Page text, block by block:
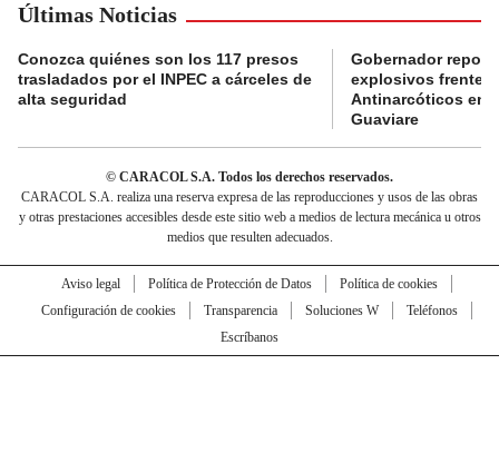
Últimas Noticias
Conozca quiénes son los 117 presos
trasladados por el INPEC a cárceles de
alta seguridad
Gobernador
explosivos frente a
Antinarcóticos en
Guaviare
© CARACOL S.A. Todos los derechos reservados.
CARACOL S.A. realiza una reserva expresa de las reproducciones y usos de las obras
y otras prestaciones accesibles desde este sitio web a medios de lectura mecánica u otros
medios que resulten adecuados.
Aviso legal Política de Protección de Datos
Política de cookies
Configuración de cookies
Transparencia Soluciones W
Teléfonos
Escríbanos